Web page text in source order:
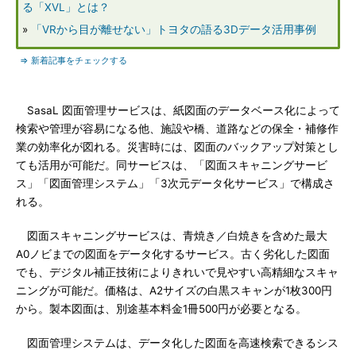
る「XVL」とは？
»
「VRから目が離せない」トヨタの語る3Dデータ活用事例
⇒ 新着記事をチェックする
SasaL 図面管理サービスは、紙図面のデータベース化によって
検索や管理が容易になる他、施設や橋、道路などの保全・補修作
業の効率化が図れる。災害時には、図面のバックアップ対策とし
ても活用が可能だ。同サービスは、「図面スキャニングサービ
ス」「図面管理システム」「3次元データ化サービス」で構成さ
れる。
図面スキャニングサービスは、青焼き／白焼きを含めた最大
A0ノビまでの図面をデータ化するサービス。古く劣化した図面
でも、デジタル補正技術によりきれいで見やすい高精細なスキャ
ニングが可能だ。価格は、A2サイズの白黒スキャンが1枚300円
から。製本図面は、別途基本料金1冊500円が必要となる。
図面管理システムは、データ化した図面を高速検索できるシス